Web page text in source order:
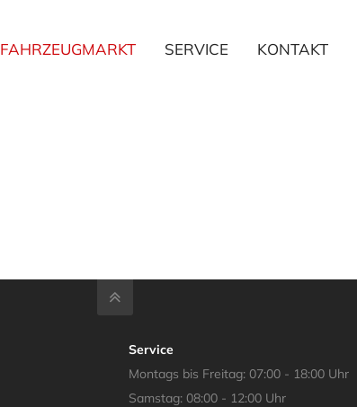
FAHRZEUGMARKT SERVICE KONTAKT
Service
Montags bis Freitag: 07:00 - 18:00 Uhr
Samstag: 08:00 - 12:00 Uhr